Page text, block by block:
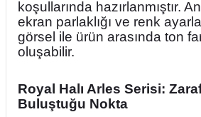
koşullarında hazırlanmıştır.
ekran parlaklığı ve renk
görsel ile ürün arasında ton
oluşabilir.
Royal Halı Arles Serisi:
Buluştuğu Nokta